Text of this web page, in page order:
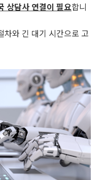
상담사 연결이 필요합니
차와 긴 대기 시간으로 고